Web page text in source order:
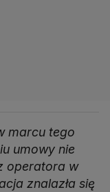
marcu tego
umowy nie
operatora w
znalazła się